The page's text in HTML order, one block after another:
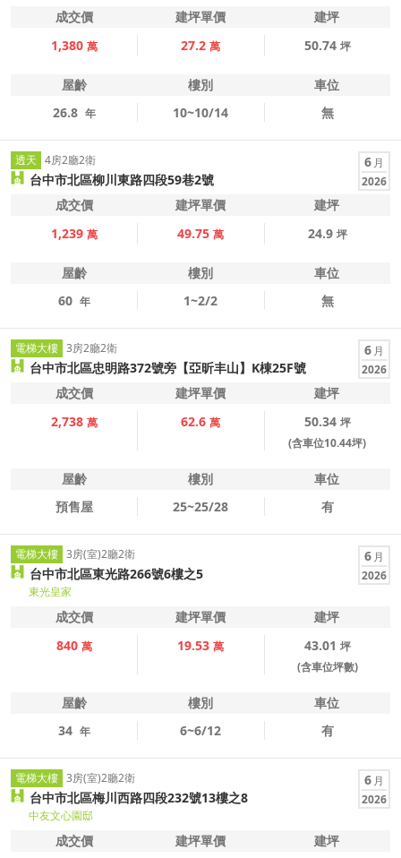
成交價 建坪單價
建坪
1,380 萬 27.2 萬 50.74 坪
屋齡 樓別
車位
26.8 年 10~10/14 無
透天 4房2廳2衛
台中市北區柳川東路四段59巷2號
6 月
2026
成交價 建坪單價
建坪
1,239 萬 49.75 萬 24.9 坪
屋齡 樓別
車位
60 年 1~2/2 無
電梯大樓 3房2廳2衛
台中市北區忠明路372號旁【亞昕丰山】K棟25F號
6 月
2026
成交價 建坪單價
建坪
2,738 萬 62.6 萬 50.34 坪
(含車位10.44坪)
屋齡 樓別
車位
預售屋
25~25/28 有
電梯大樓 3房(室)2廳2衛
台中市北區東光路266號6樓之5
東光皇家
6 月
2026
成交價 建坪單價
建坪
840 萬 19.53 萬 43.01 坪
(含車位坪數)
屋齡 樓別
車位
34 年 6~6/12 有
電梯大樓 3房(室)2廳2衛
台中市北區梅川西路四段232號13樓之8
中友文心園邸
6 月
2026
成交價 建坪單價
建坪